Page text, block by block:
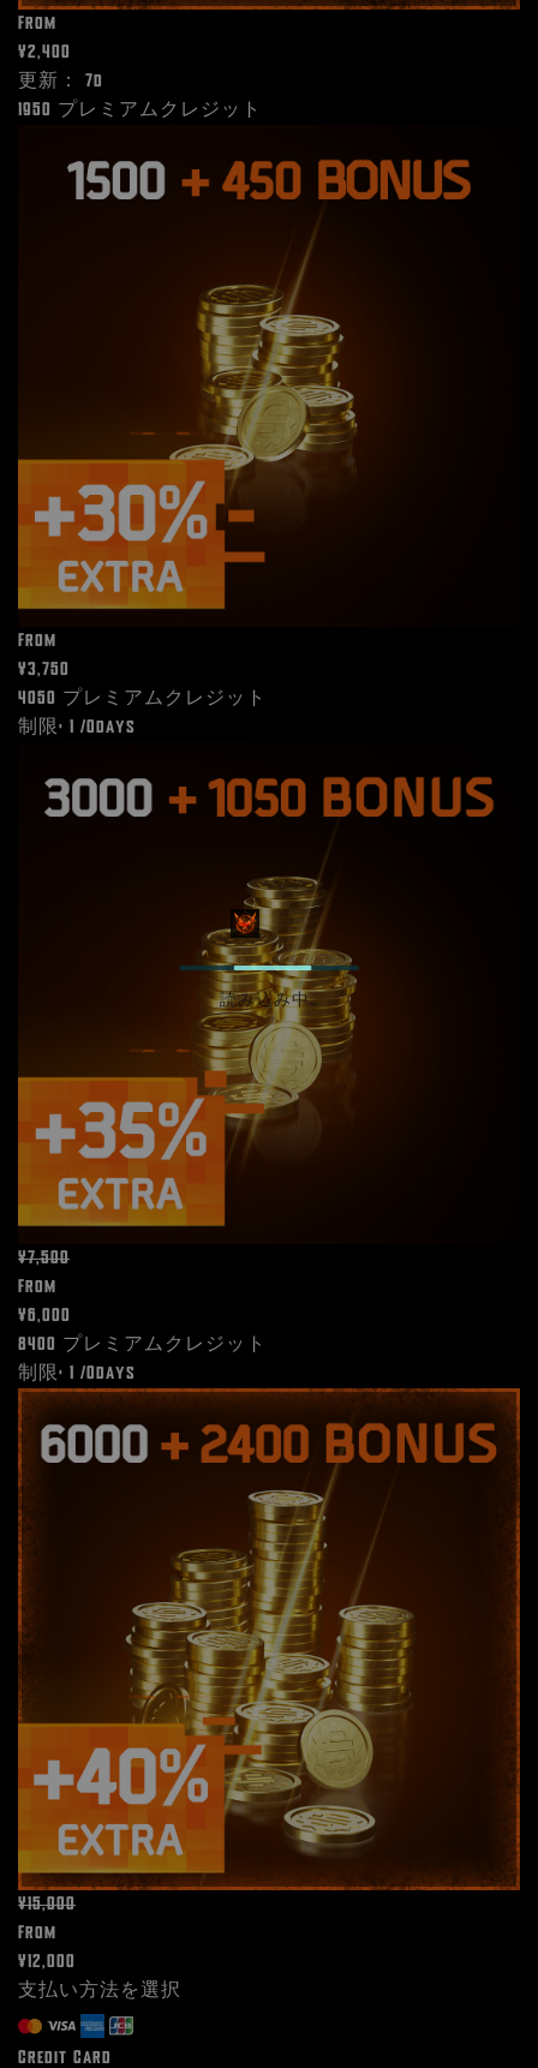
読み込み中…
From
¥2,400
更新： 7d
1950 プレミアムクレジット
From
¥3,750
4050 プレミアムクレジット
制限: 1 /0days
¥7,500
From
¥6,000
8400 プレミアムクレジット
制限: 1 /0days
¥15,000
From
¥12,000
支払い方法を選択
Credit Card